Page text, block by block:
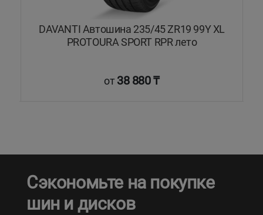
DAVANTI Автошина 235/45 ZR19 99Y XL
PROTOURA SPORT RPR лето
от38 880 ₸
Сэкономьте на покупке
шин и дисков